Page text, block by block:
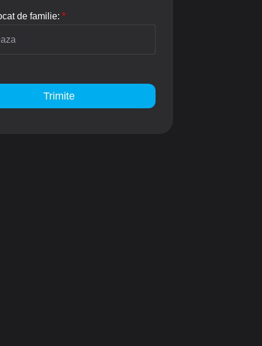
de familie: *
Trimite